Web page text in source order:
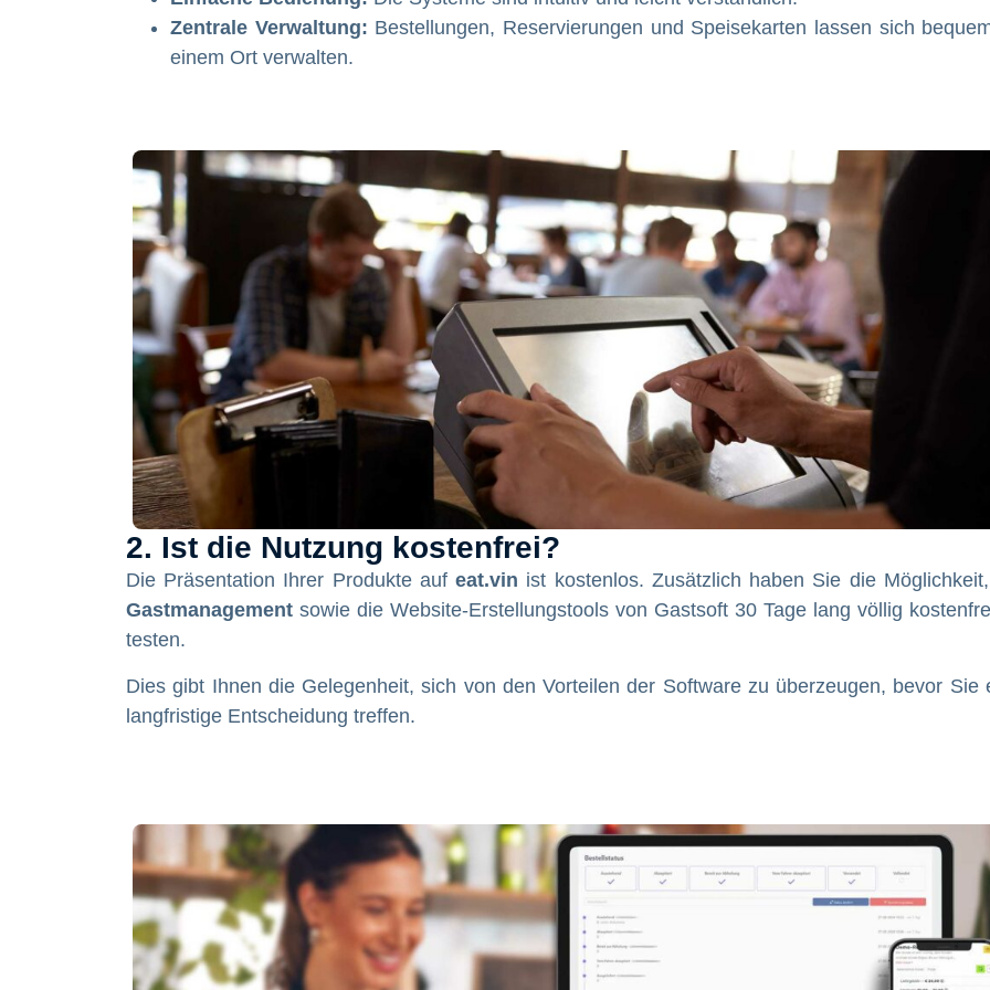
Zentrale Verwaltung: Bestellungen, Reservierungen und Speisekarten lassen sich
einem Ort verwalten.
2. Ist die Nutzung kostenfrei?
Die Präsentation Ihrer Produkte aufeat.vin ist kostenlos. Zusätzlich haben Sie die
Gastmanagement sowie die Website-Erstellungstools von Gastsoft 30 Tage lang völlig
testen.
Dies gibt Ihnen die Gelegenheit, sich von den Vorteilen der Software zu überzeugen, bevor Sie
langfristige Entscheidung treffen.